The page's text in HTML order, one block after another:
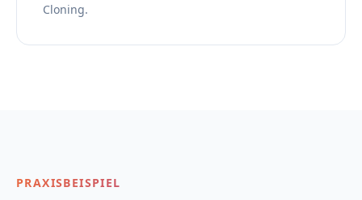
Cloning.
PRAXISBEISPIEL